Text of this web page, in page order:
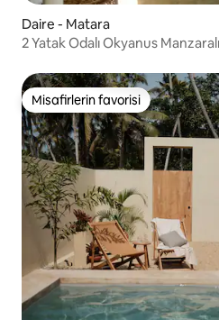
Daire - Matara
2 Yatak Odalı Okyanus
Misafirlerin favorisi
Misafirlerin favorisi